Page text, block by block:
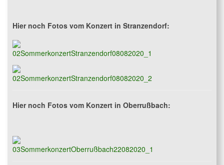
Hier noch Fotos vom Konzert in Stranzendorf:
Hier noch Fotos vom Konzert in Oberrußbach: